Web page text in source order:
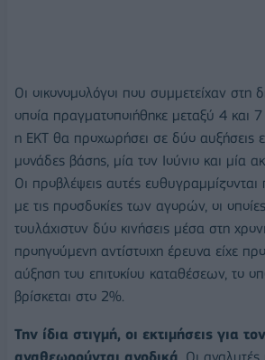
Οι οικονομολόγοι που συμμετείχαν στη
οποία πραγματοποιήθηκε μεταξύ 4 και 7
η ΕΚΤ θα προχωρήσει σε δύο αυξήσεις
μονάδες βάσης, μία τον Ιούνιο και μία
Οι προβλέψεις αυτές ευθυγραμμίζονται
με τις προσδοκίες των αγορών, οι
τουλάχιστον δύο κινήσεις μέσα στη
προηγούμενη αντίστοιχη έρευνα είχε
αύξηση του επιτοκίου καταθέσεων, το
βρίσκεται στο 2%.
Την ίδια στιγμή, οι εκτιμήσεις για
αναθεωρούνται ανοδικά. Οι